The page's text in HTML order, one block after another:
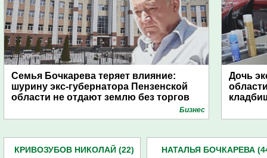
Семья Бочкарева теряет влияние:
шурину экс-губернатора Пензенской
области не отдают землю без торгов
Бизнес
Дочь
КРИВОЗУБОВ НИКОЛАЙ (22) НАТАЛЬЯ БОЧКАРЕВА